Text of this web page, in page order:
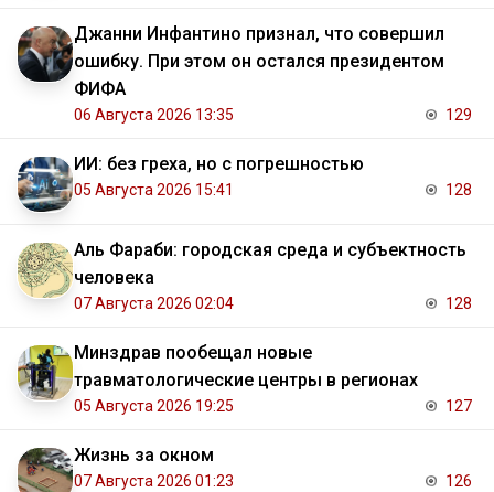
Джанни Инфантино признал, что совершил
ошибку. При этом он остался президентом
ФИФА
06 Августа 2026 13:35 129
ИИ: без греха, но с погрешностью
05 Августа 2026 15:41 128
Аль Фараби: городская среда и субъектность
человека
07 Августа 2026 02:04 128
Минздрав пообещал новые
травматологические центры в регионах
05 Августа 2026 19:25 127
Жизнь за окном
07 Августа 2026 01:23 126